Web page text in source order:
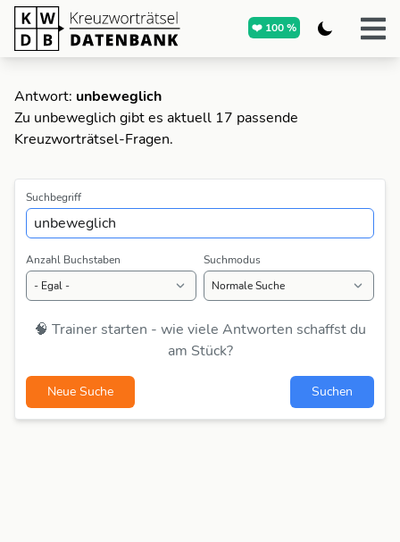
❤️ 100 %
Antwort: unbeweglich
Zu unbeweglich gibt es aktuell 17 passende
Kreuzworträtsel-Fragen.
Suchbegriff
Anzahl Buchstaben Suchmodus
🧠 Trainer starten - wie viele Antworten schaffst du
am Stück?
Neue Suche Suchen